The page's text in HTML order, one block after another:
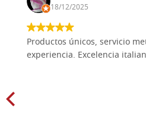
18/12/2025
Productos únicos, servicio
experiencia. Excelencia